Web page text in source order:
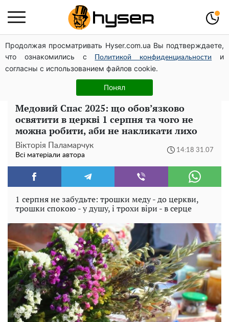
Продолжая просматривать Hyser.com.ua Вы подтверждаете,
что ознакомились с
Политикой конфиденциальности
и
согласны с использованием файлов cookie.
Понял
Гола Олена Тополя у цікавих позах змусила відвисати
щелепи: злив відео – було лише початком
Олена Тополя злив відео – це далеко не все: фронтмен
"Антитіла" Тарас Тополя став наступним
Медовий Спас 2025: що обов’язково
освятити в церкві 1 серпня та чого не
можна робити, аби не накликати лихо
Вікторія Паламарчук
Всі матеріали автора
14:18 31.07
1 серпня не забудьте: трошки меду - до церкви,
трошки спокою - у душу, і трохи віри - в серце